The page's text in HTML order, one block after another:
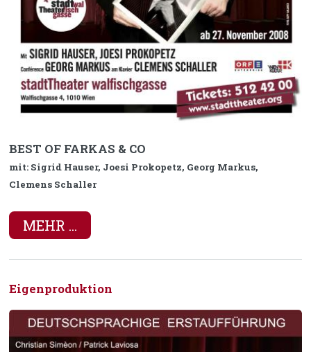
BEST OF FARKAS & CO
mit: Sigrid Hauser, Joesi Prokopetz, Georg Markus,
Clemens Schaller
MEHR ...
Eigenproduktion